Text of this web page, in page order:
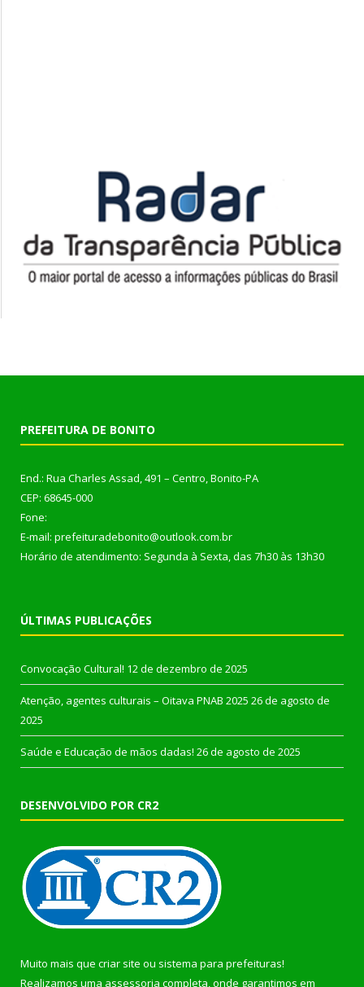
PREFEITURA DE BONITO
End.: Rua Charles Assad, 491 – Centro, Bonito-PA
CEP: 68645-000
Fone:
E-mail: prefeituradebonito@outlook.com.br
Horário de atendimento: Segunda à Sexta, das 7h30 às 13h30
ÚLTIMAS PUBLICAÇÕES
Convocação Cultural! 12 de dezembro de 2025
Atenção, agentes culturais – Oitava PNAB 2025 26 de agosto de
2025
Saúde e Educação de mãos dadas! 26 de agosto de 2025
DESENVOLVIDO POR CR2
Muito mais que criar site ou sistema para prefeituras!
Realizamos uma assessoria completa, onde garantimos em